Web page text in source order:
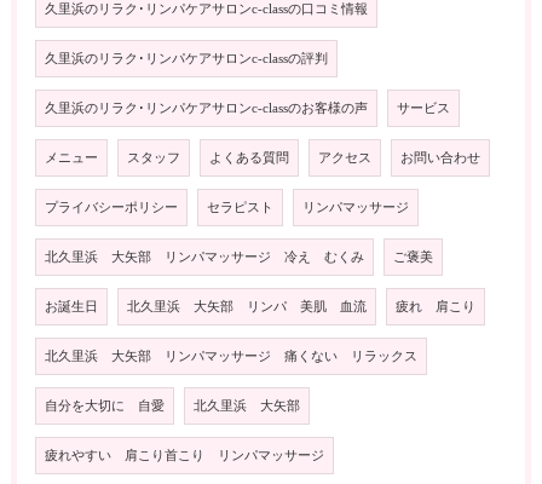
久里浜のリラク･リンパケアサロンc-classの口コミ情報
久里浜のリラク･リンパケアサロンc-classの評判
久里浜のリラク･リンパケアサロンc-classのお客様の声 サービス
メニュー スタッフ よくある質問 アクセス お問い合わせ
プライバシーポリシー セラピスト リンパマッサージ
北久里浜 大矢部 リンパマッサージ 冷え むくみ ご褒美
お誕生日 北久里浜 大矢部 リンパ 美肌 血流 疲れ 肩こり
北久里浜 大矢部 リンパマッサージ 痛くない リラックス
自分を大切に 自愛 北久里浜 大矢部
疲れやすい 肩こり首こり リンパマッサージ